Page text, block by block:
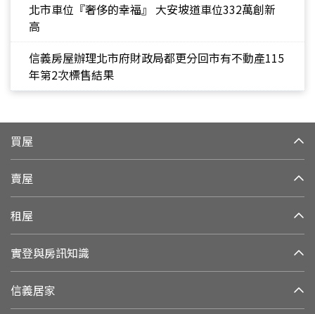
北市車位『奢侈的幸福』 大安坡道車位332萬創新
高
信義房屋辦理北市府財政局都更分回市有不動產115
年第2次標售結果
買屋
賣屋
租屋
實登與房訊知識
信義居家